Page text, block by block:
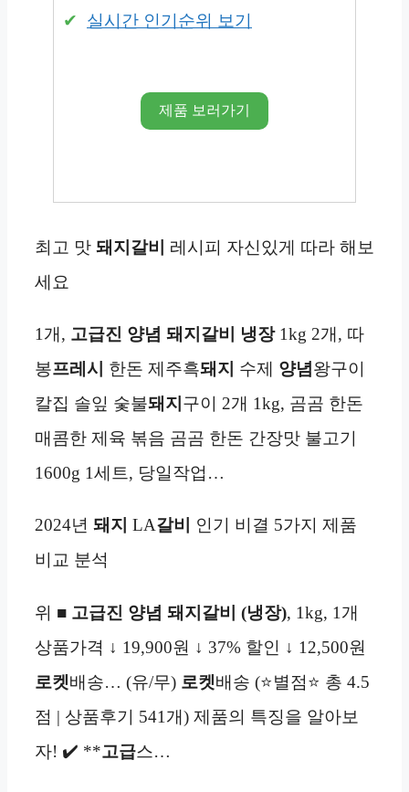
실시간 인기순위 보기
제품 보러가기
최고 맛 돼지갈비
레시피 자신있게 따라 해보
세요
1개, 고급진 양념 돼지갈비 냉장1kg 2개, 따
봉프레시 한돈 제주흑돼지 수제 양념 왕구이
칼집 솔잎 숯불돼지 구이 2개 1kg, 곰곰 한돈
매콤한 제육 볶음 곰곰 한돈 간장맛 불고기
1600g 1세트, 당일작업…
2024년 돼지 LA갈비
인기 비결 5가지 제품
비교 분석
위 ■ 고급진 양념 돼지갈비 (냉장), 1kg, 1개
상품가격 ↓ 19,900원 ↓ 37% 할인 ↓ 12,500원
로켓배송… (유/무) 로켓배송 (⭐별점⭐ 총 4.5
점 | 상품후기 541개) 제품의 특징을 알아보
자! ✔️ **고급스…